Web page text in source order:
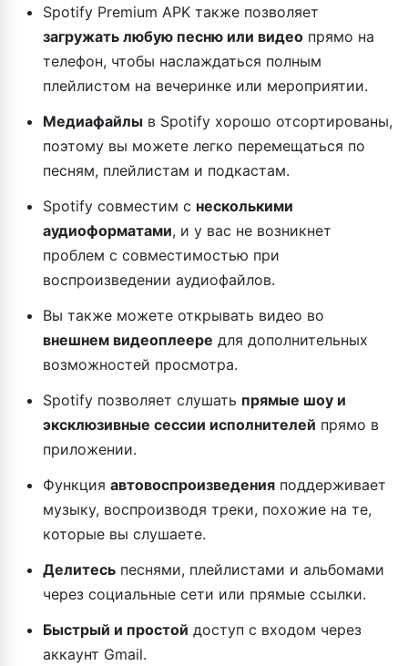
Spotify Premium APK также позволяет
загружать любую песню или видео прямо на
телефон, чтобы наслаждаться полным
плейлистом на вечеринке или мероприятии.
Медиафайлы в Spotify хорошо отсортированы,
поэтому вы можете легко перемещаться по
песням, плейлистам и подкастам.
Spotify совместим с несколькими
аудиоформатами, и у вас не возникнет
проблем с совместимостью при
воспроизведении аудиофайлов.
Вы также можете открывать видео во
внешнем видеоплеере для дополнительных
возможностей просмотра.
Spotify позволяет слушать прямые шоу и
эксклюзивные сессии исполнителей прямо в
приложении.
Функция автовоспроизведения поддерживает
музыку, воспроизводя треки, похожие на те,
которые вы слушаете.
Делитесь песнями, плейлистами и альбомами
через социальные сети или прямые ссылки.
Быстрый и простой доступ с входом через
аккаунт Gmail.